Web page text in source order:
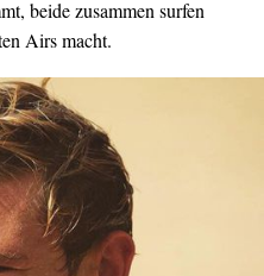
beide zusammen surfen
Airs macht.